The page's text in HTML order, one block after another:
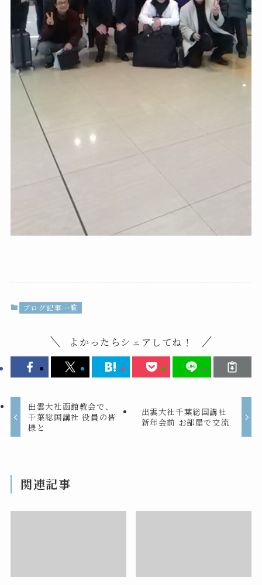
ブログ記事一覧
よかったらシェアしてね！
出雲大社函館教会で、
千葉総国講社 役員の皆
様と
出雲大社千葉総国講社
新年会前 お部屋で交流
関連記事